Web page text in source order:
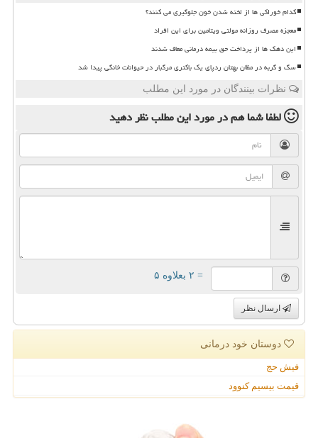
کدام خوراکی ها از لخته شدن خون جلوگیری می کنند؟
معجزه مصرف روزانه مولتی ویتامین برای این افراد
این دهک ها از پرداخت حق بیمه درمانی معاف شدند
سگ و گربه در مظان بهتان ردپای یک باکتری مرگبار در حیوانات خانگی پیدا شد
نظرات بینندگان در مورد این مطلب
لطفا شما همدر مورد این مطلبنظر دهید
= ۲ بعلاوه ۵
ارسال نظر
دوستان خود درمانی
فیش حج
قیمت بیسیم کنوود